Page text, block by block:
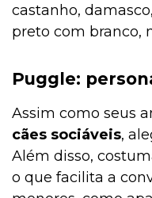
castanho,
preto com branco,
Puggle:
Assim como seus
cães sociáveis,
Além disso,
o que facilita a